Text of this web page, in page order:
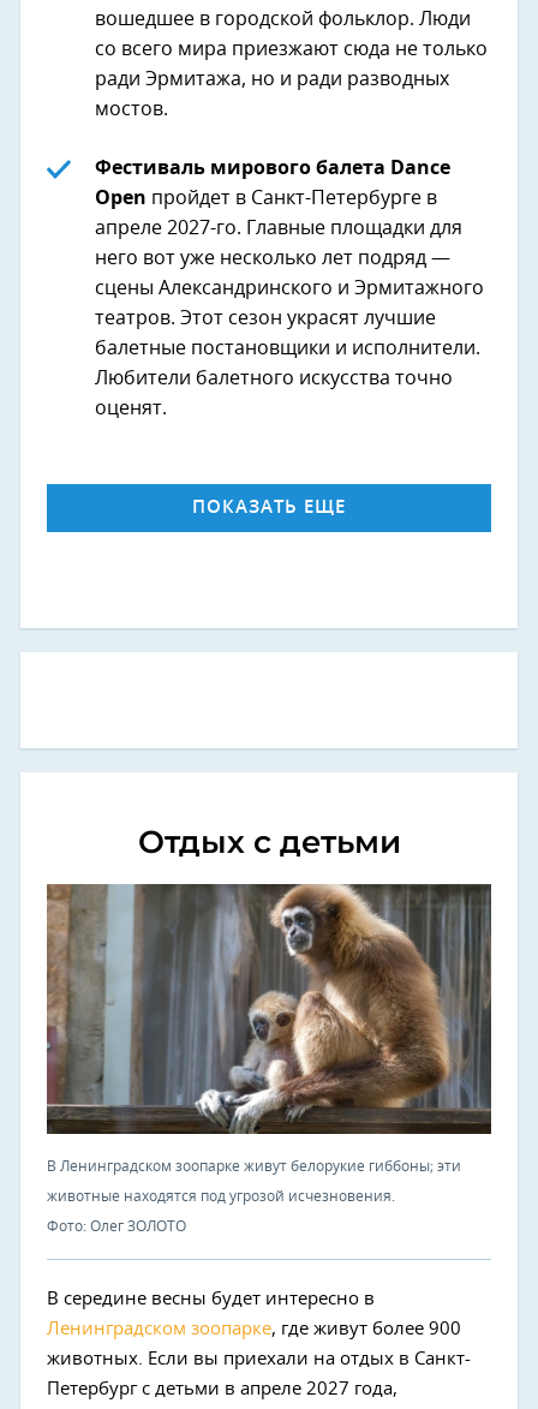
вошедшее в городской фольклор. Люди
со всего мира приезжают сюда не только
ради Эрмитажа, но и ради разводных
мостов.
Фестиваль мирового балета Dance
Open пройдет в Санкт-Петербурге в
апреле 2027-го. Главные площадки для
него вот уже несколько лет подряд —
сцены Александринского и Эрмитажного
театров. Этот сезон украсят лучшие
балетные постановщики и исполнители.
Любители балетного искусства точно
оценят.
ПОКАЗАТЬ ЕЩЕ
Отдых с детьми
В Ленинградском зоопарке живут белорукие гиббоны; эти
животные находятся под угрозой исчезновения.
Фото: Олег ЗОЛОТО
В середине весны будет интересно в
Ленинградском зоопарке, где живут более 900
животных. Если вы приехали на отдых в Санкт-
Петербург с детьми в апреле 2027 года,